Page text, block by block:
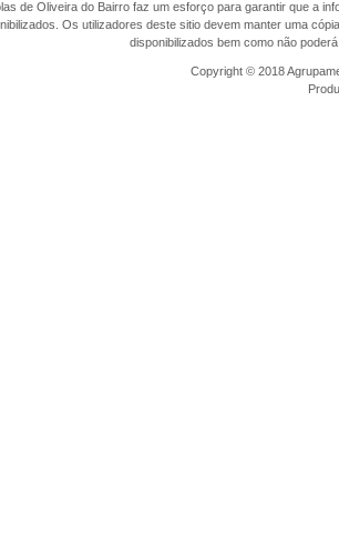
de Oliveira do Bairro faz um esforço para garantir que a
Os utilizadores deste sitio devem manter uma
disponibilizados bem como não
Copyright © 2018